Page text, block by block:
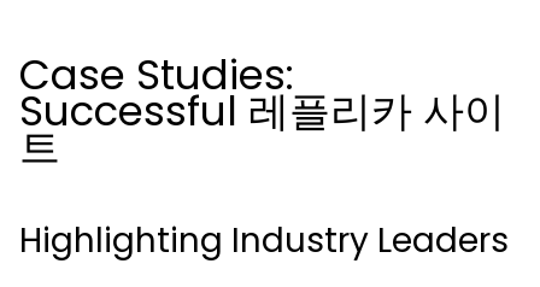
Case Studies:
Successful 레플리카 사이
트
Highlighting Industry Leaders